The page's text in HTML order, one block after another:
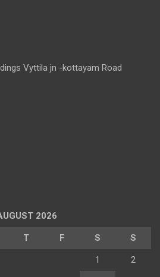
Vyttila jn -kottayam Road
2026
T F S S
1 2